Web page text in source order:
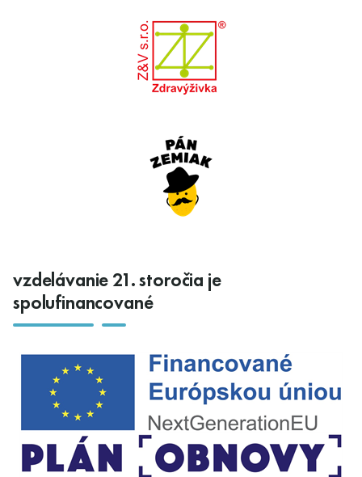
vzdelávanie 21. storočia je
spolufinancované